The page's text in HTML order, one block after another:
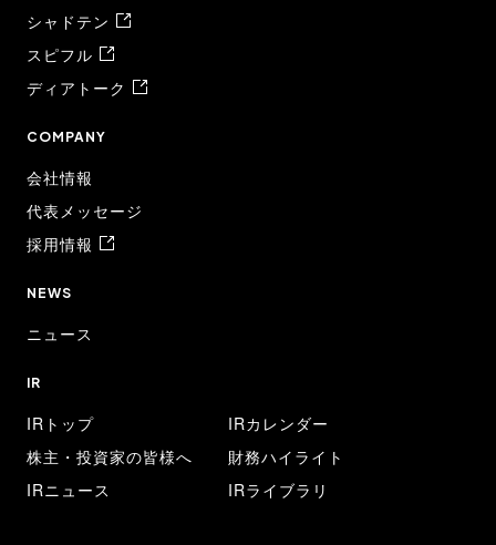
シャドテン
スピフル
ディアトーク
COMPANY
会社情報
代表メッセージ
採用情報
NEWS
ニュース
IR
IRトップ
株主・投資家の皆様へ
IRニュース
IRカレンダー
財務ハイライト
IRライブラリ